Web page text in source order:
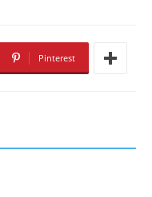
Pinterest